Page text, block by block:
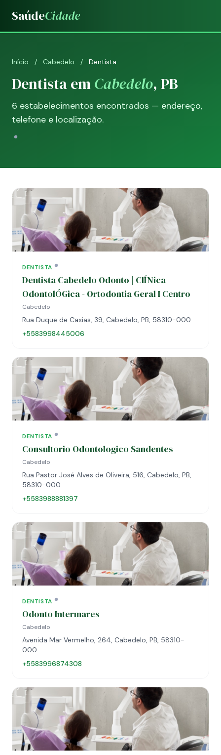
SaúdeCidade
Início / Cabedelo / Dentista
Dentista emCabedelo, PB
6 estabelecimentos encontrados — endereço,
telefone e localização.
DENTISTA
Dentista Cabedelo Odonto | ClÍNica
OdontolÓGica - Ortodontia Geral I Centro
Cabedelo
Rua Duque de Caxias, 39, Cabedelo, PB, 58310-000
+5583998445006
DENTISTA
Consultorio Odontologico Sandentes
Cabedelo
Rua Pastor José Alves de Oliveira, 516, Cabedelo, PB,
58310-000
+5583988881397
DENTISTA
Odonto Intermares
Cabedelo
Avenida Mar Vermelho, 264, Cabedelo, PB, 58310-
000
+5583996874308